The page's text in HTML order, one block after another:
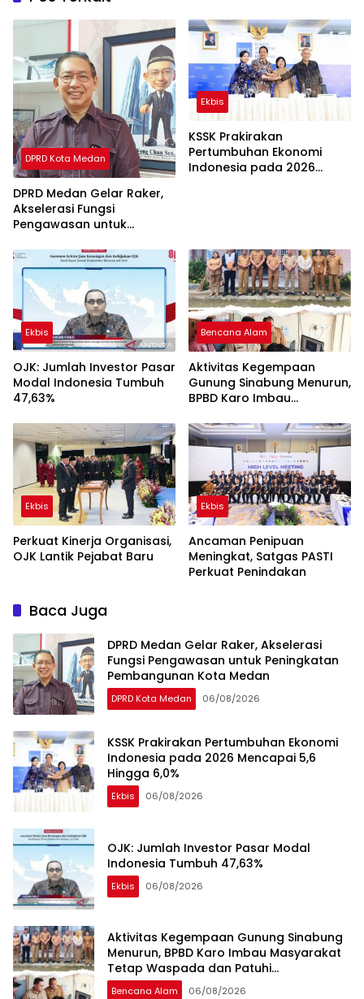
DPRD Kota Medan
DPRD Medan Gelar Raker,
Akselerasi Fungsi
Pengawasan untuk
Pembangunan Kota Medan
Ekbis
KSSK Prakirakan
Pertumbuhan Ekonomi
Indonesia pada 2026
Ekbis
OJK: Jumlah Investor Pasar
Modal Indonesia Tumbuh
47,63%
Bencana Alam
Aktivitas Kegempaan
Gunung Sinabung Menurun,
BPBD Karo Imbau
Waspada dan Patuhi
Rekomendasi
Ekbis
Perkuat Kinerja Organisasi,
OJK Lantik Pejabat Baru
Ekbis
Ancaman Penipuan
Meningkat, Satgas PASTI
Perkuat Penindakan
Baca Juga
DPRD Medan Gelar Raker, Akselerasi
Fungsi Pengawasan untuk Peningkatan
Pembangunan Kota Medan
DPRD Kota Medan 06/08/2026
KSSK Prakirakan Pertumbuhan Ekonomi
Indonesia pada 2026 Mencapai 5,6
Hingga 6,0%
Ekbis 06/08/2026
OJK: Jumlah Investor Pasar Modal
Indonesia Tumbuh 47,63%
Ekbis 06/08/2026
Aktivitas Kegempaan Gunung Sinabung
Menurun, BPBD Karo Imbau Masyarakat
Tetap Waspada dan Patuhi
Rekomendasi
Bencana Alam 06/08/2026